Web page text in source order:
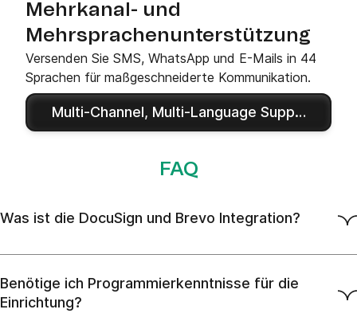
Mehrkanal- und
Mehrsprachenunterstützung
Versenden Sie SMS, WhatsApp und E-Mails in 44
Sprachen für maßgeschneiderte Kommunikation.
Multi-Channel, Multi-Language Support
FAQ
Was ist die DocuSign und Brevo Integration?
Benötige ich Programmierkenntnisse für die
Einrichtung?